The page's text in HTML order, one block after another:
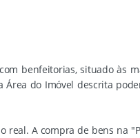
benfeitorias, situado às
Área do Imóvel descrita
A compra de bens na